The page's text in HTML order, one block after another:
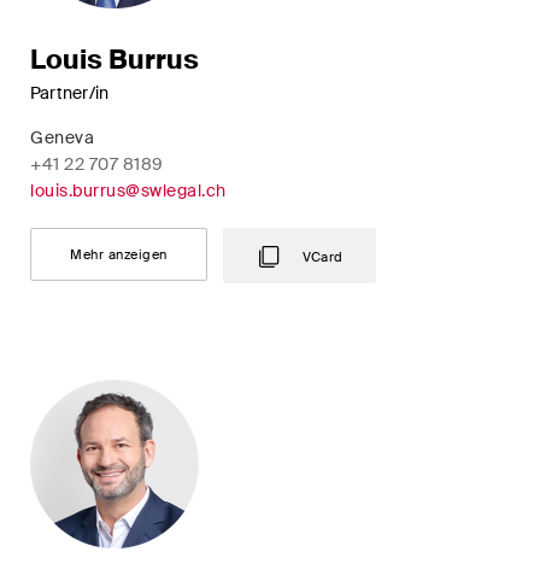
Louis Burrus
Partner/in
Geneva
+41 22 707 8189
louis.burrus@swlegal.ch
Mehr anzeigen VCard